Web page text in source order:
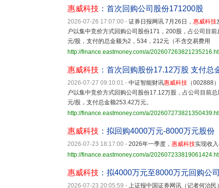
惠威科技 ：首次回购公司股份171200股
2026-07-26 17:07:00 - 证券日报网讯 7月26日， 惠威科技
户以集中竞价方式回购公司股份171，200股，占公司目
元/股，支付的总金额为2，534，212元（不含交易费用
http://finance.eastmoney.com/a/
惠威科技 ：首次回购股份17.12万股 支付总
2026-07-27 09:10:01 - 中证智能财讯惠威科技 （002888
户以集中竞价方式回购公司股份17.12万股，占公司目前
元/股，支付总金额253.42万元。
http://finance.eastmoney.com/a/
惠威科技 ：拟回购4000万元-8000万元股份
2026-07-23 18:17:00 - 2026年一季度， 惠威科技实现收
http://finance.eastmoney.com/a/
惠威科技 ：拟4000万元至8000万元回购公
2026-07-23 20:05:59 - 上证报中国证券网讯（记者何治民